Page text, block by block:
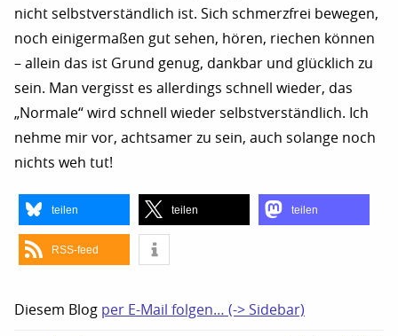
nicht selbstverständlich ist. Sich schmerzfrei bewegen,
noch einigermaßen gut sehen, hören, riechen können
– allein das ist Grund genug, dankbar und glücklich zu
sein. Man vergisst es allerdings schnell wieder, das
„Normale“ wird schnell wieder selbstverständlich. Ich
nehme mir vor, achtsamer zu sein, auch solange noch
nichts weh tut!
teilen teilen teilen
RSS-feed
Diesem Blog per E-Mail folgen… (-> Sidebar)